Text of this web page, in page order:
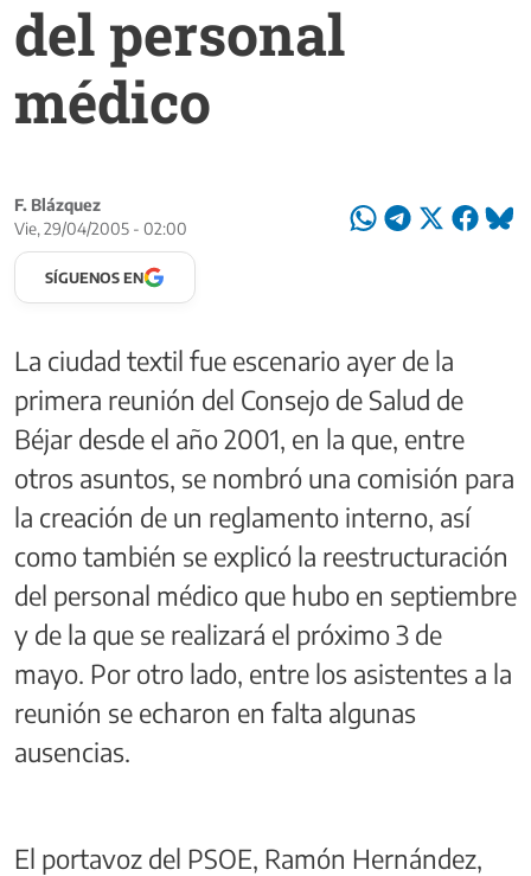
del personal
médico
F. Blázquez
Vie, 29/04/2005 - 02:00
SÍGUENOS EN
La ciudad textil fue escenario ayer de la
primera reunión del Consejo de Salud de
Béjar desde el año 2001, en la que, entre
otros asuntos, se nombró una comisión para
la creación de un reglamento interno, así
como también se explicó la reestructuración
del personal médico que hubo en septiembre
y de la que se realizará el próximo 3 de
mayo. Por otro lado, entre los asistentes a la
reunión se echaron en falta algunas
ausencias.
El portavoz del PSOE, Ramón Hernández,